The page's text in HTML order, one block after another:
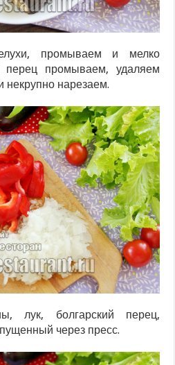
промываем и мелко
перец промываем, удаляем
некрупно нарезаем.
лук, болгарский перец,
через пресс.